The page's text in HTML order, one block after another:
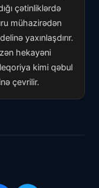
çətinliklərdə
mühazirədən
yaxınlaşdırır.
hekayəni
kimi qəbul
çevrilir.